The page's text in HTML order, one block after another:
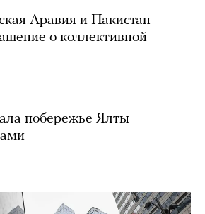
Аравия и Пакистан
о коллективной
побережье Ялты